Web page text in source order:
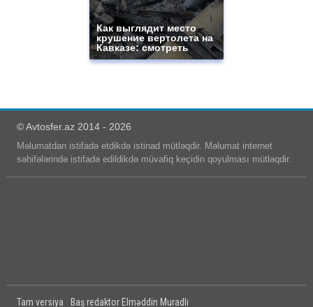
Как выглядит место
крушение вертолета на
Кавказе: смотреть
© Avtosfer.az 2014 - 2026
Məlumatdan istifadə etdikdə istinad mütləqdir. Məlumat internet
səhifələrində istifadə edildikdə müvafiq keçidin qoyulması mütləqdir.
Tam versiya Baş redaktor Elməddin Muradlı